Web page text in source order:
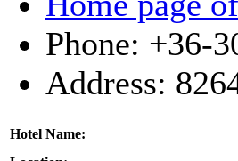
Phone: +36-
Address:
Hotel Name: